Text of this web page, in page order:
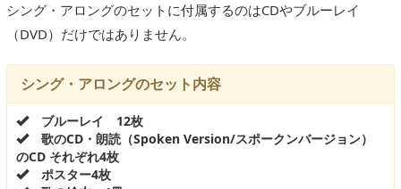
シング・アロングのセットに付属するのはCDやブルーレイ
（DVD）だけではありません。
シング・アロングのセット内容
ブルーレイ 12枚
歌のCD・朗読（Spoken Version/スポークンバージョン）
のCD それぞれ4枚
ポスター4枚